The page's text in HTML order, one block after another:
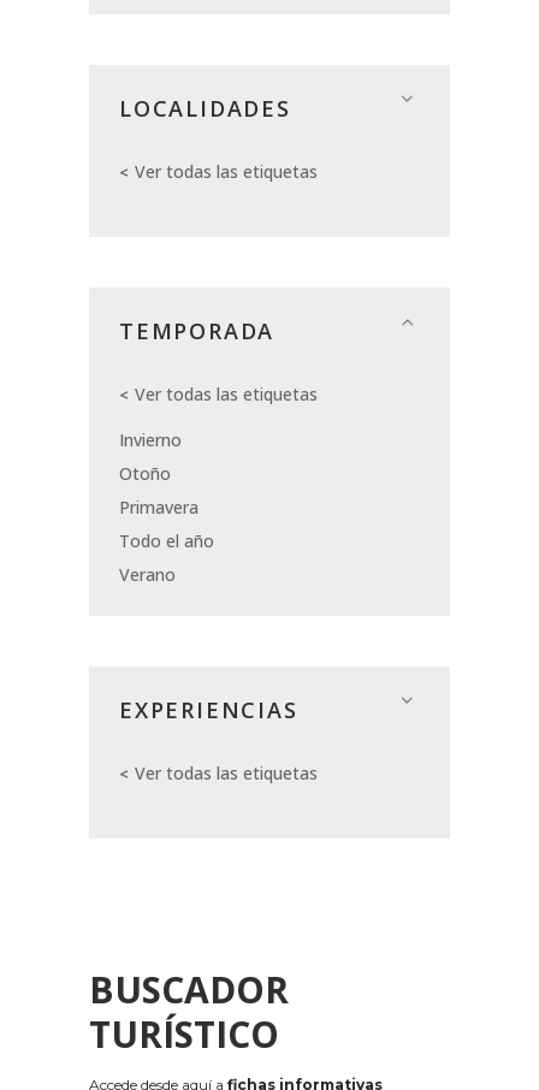
LOCALIDADES
Ver todas las etiquetas
TEMPORADA
Ver todas las etiquetas
Invierno
Otoño
Primavera
Todo el año
Verano
EXPERIENCIAS
Ver todas las etiquetas
BUSCADOR
TURÍSTICO
Accede desde aquí a fichas informativas